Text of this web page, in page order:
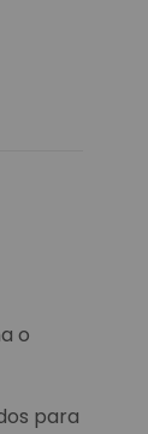
o
para